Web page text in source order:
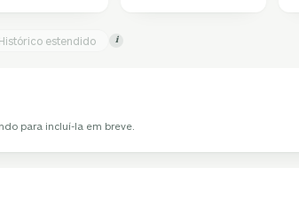
Histórico estendido i
para incluí-la em breve.